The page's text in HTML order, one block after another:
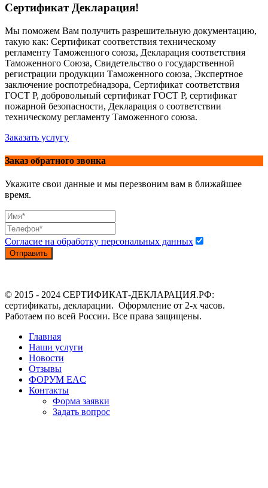
Сертификат Декларация!
Мы поможем Вам получить разрешительную документацию,
такую как: Сертификат соответствия техническому
регламенту Таможенного союза, Декларация соответствия
Таможенного Союза, Свидетельство о государственной
регистрации продукции Таможенного союза, Экспертное
заключение роспотребнадзора, Сертификат соответствия
ГОСТ Р, добровольный сертификат ГОСТ Р, сертификат
пожарной безопасности, Декларация о соответствии
техническому регламенту Таможенного союза.
Заказать услугу
Заказ обратного звонка
Укажите свои данные и мы перезвоним вам в ближайшее
время.
Согласие на обработку персональных данных
Отправить
© 2015 - 2024 СЕРТИФИКАТ-ДЕКЛАРАЦИЯ.РФ:
сертификаты, декларации. Оформление от 2-х часов.
Работаем по всей России. Все права защищены.
Главная
Наши услуги
Новости
Отзывы
ФОРУМ EAC
Контакты
Форма заявки
Задать вопрос